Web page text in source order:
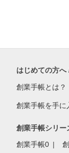
はじめての方へ
創業手帳とは？
創業手帳を手に
創業手帳シリー
創業手帳0